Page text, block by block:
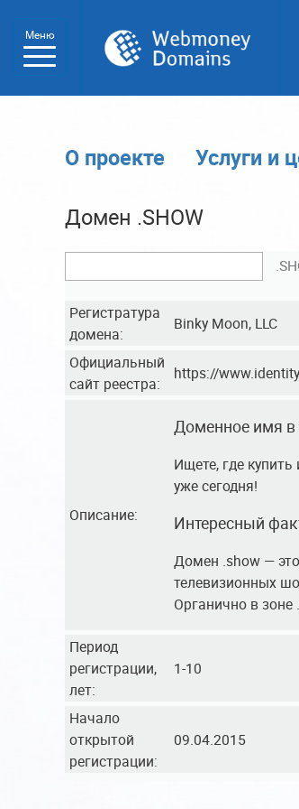
Меню
О проекте Услуги и
Домен .SHOW
Регистратура
домена:
Binky Moon, LLC
Официальный
сайт реестра:
https://
Описание:
Доменное имя в
Ищете, где
уже сегодня!
Интересный
Домен .show —
телевизионных
Органично в зоне
Период
регистрации,
лет:
1-10
Начало
открытой
регистрации:
09.04.2015